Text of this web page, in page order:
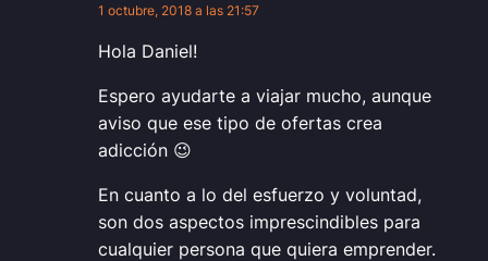
1 octubre, 2018 a las 21:57
Hola Daniel!
Espero ayudarte a viajar mucho, aunque
aviso que ese tipo de ofertas crea
adicción 😉
En cuanto a lo del esfuerzo y voluntad,
son dos aspectos imprescindibles para
cualquier persona que quiera emprender.